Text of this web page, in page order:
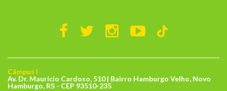
Câmpus I
Av. Dr. Maurício Cardoso, 510 | Bairro Hamburgo Velho, Novo
Hamburgo, RS - CEP 93510-235